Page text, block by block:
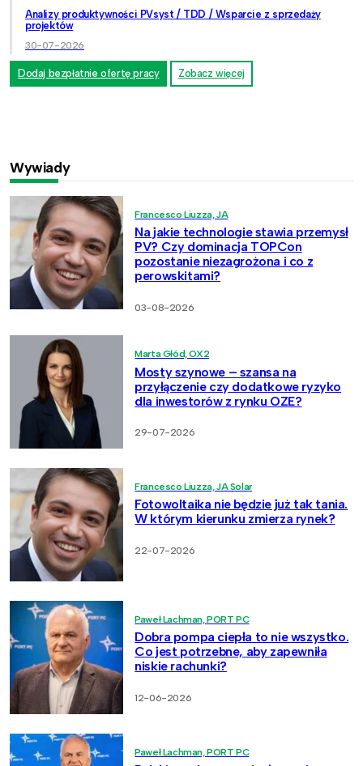
Analizy produktywności PVsyst / TDD / Wsparcie z sprzedaży
projektów
30-07-2026
Dodaj bezpłatnie ofertę pracy Zobacz więcej
Wywiady
Francesco Liuzza, JA
Na jakie technologie stawia przemysł
PV? Czy dominacja TOPCon
pozostanie niezagrożona i co z
perowskitami?
03-08-2026
Marta Głód, OX2
Mosty szynowe – szansa na
przyłączenie czy dodatkowe ryzyko
dla inwestorów z rynku OZE?
29-07-2026
Francesco Liuzza, JA Solar
Fotowoltaika nie będzie już tak tania.
W którym kierunku zmierza rynek?
22-07-2026
Paweł Lachman, PORT PC
Dobra pompa ciepła to nie wszystko.
Co jest potrzebne, aby zapewniła
niskie rachunki?
12-06-2026
Paweł Lachman, PORT PC